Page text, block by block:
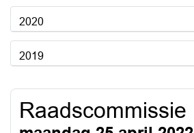
2020
2019
Raadscommissie